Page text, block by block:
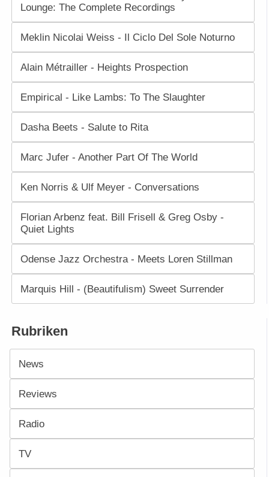
Lounge: The Complete Recordings
Meklin Nicolai Weiss - Il Ciclo Del Sole Noturno
Alain Métrailler - Heights Prospection
Empirical - Like Lambs: To The Slaughter
Dasha Beets - Salute to Rita
Marc Jufer - Another Part Of The World
Ken Norris & Ulf Meyer - Conversations
Florian Arbenz feat. Bill Frisell & Greg Osby -
Quiet Lights
Odense Jazz Orchestra - Meets Loren Stillman
Marquis Hill - (Beautifulism) Sweet Surrender
Rubriken
News
Reviews
Radio
TV